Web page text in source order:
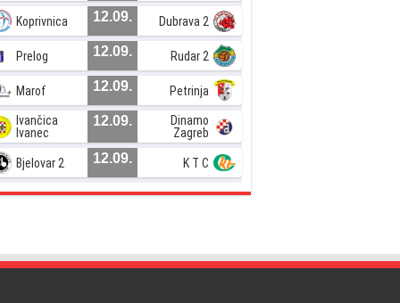
Koprivnica 12.09. Dubrava 2
Prelog 12.09. Rudar 2
Marof 12.09. Petrinja
Ivančica
Ivanec
12.09.
Dinamo
Zagreb
Bjelovar 2 12.09. K T C